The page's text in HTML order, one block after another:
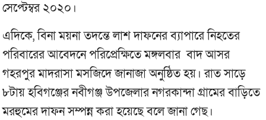
সেপ্টেম্বর ২০২০।
এদিকে, বিনা ময়না তদন্তে লাশ দাফনের ব্যাপারে নিহতের
পরিবারের আবেদনে পরিপ্রেক্ষিতে মঙ্গলবার বাদ আসর
গহরপুর মাদরাসা মসজিদে জানাজা অনুষ্ঠিত হয়। রাত সাড়ে
৮টায় হবিগঞ্জের নবীগঞ্জ উপজেলার নগরকান্দা গ্রামের বাড়িতে
মরহুমের দাফন সম্পন্ন করা হয়েছে বলে জানা গেছ।